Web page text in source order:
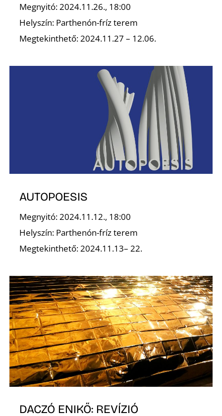
Megnyitó: 2024.11.26., 18:00
Helyszín: Parthenón-fríz terem
Megtekinthető: 2024.11.27 – 12.06.
AUTOPOESIS
Megnyitó: 2024.11.12., 18:00
Helyszín: Parthenón-fríz terem
Megtekinthető: 2024.11.13– 22.
DACZÓ ENIKŐ: REVÍZIÓ